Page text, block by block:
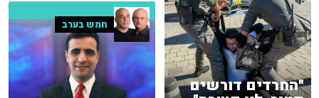
"החרדים דורשים
חמש בערב